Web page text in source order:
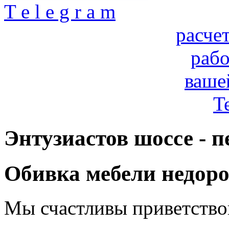
T e l e g r a m
Энтузиастов шоссе -
Обивка мебели
Мы счастливы